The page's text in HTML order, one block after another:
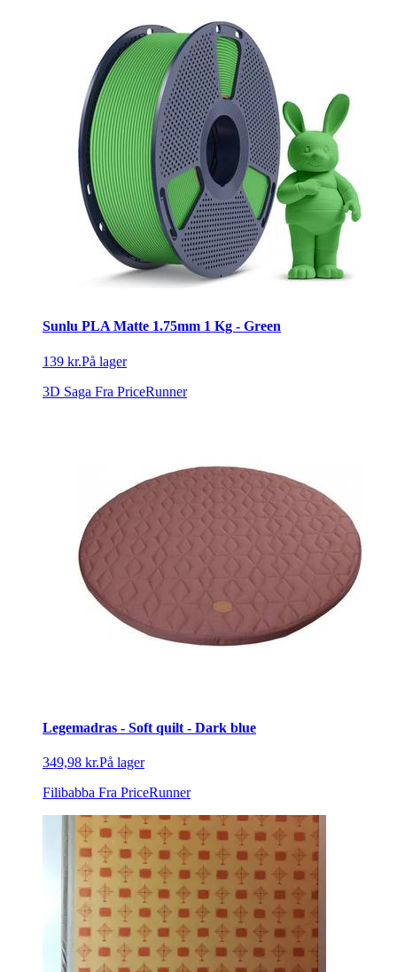
Sunlu PLA Matte 1.75mm 1 Kg - Green
139 kr.På lager
3D Saga Fra PriceRunner
Legemadras - Soft quilt - Dark blue
349,98 kr.På lager
Filibabba Fra PriceRunner